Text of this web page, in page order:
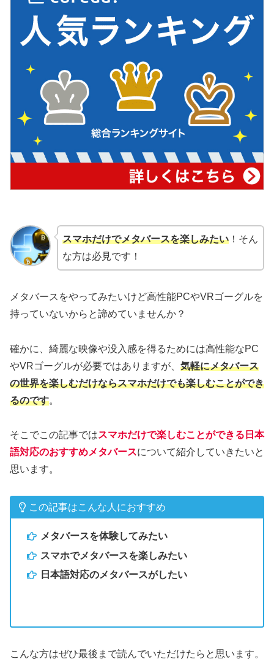
スマホだけでメタバースを楽しみたい！そん
な方は必見です！
メタバースをやってみたいけど高性能PCやVRゴーグルを
持っていないからと諦めていませんか？
確かに、綺麗な映像や没入感を得るためには高性能なPC
やVRゴーグルが必要ではありますが、 気軽にメタバース
の世界を楽しむだけならスマホだけでも楽しむことができ
るのです。
そこでこの記事ではスマホだけで楽しむことができる日本
語対応のおすすめメタバースについて紹介していきたいと
思います。
この記事はこんな人におすすめ
メタバースを体験してみたい
スマホでメタバースを楽しみたい
日本語対応のメタバースがしたい
こんな方はぜひ最後まで読んでいただけたらと思います。